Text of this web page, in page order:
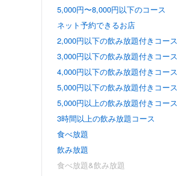
5,000円〜8,000円以下のコース
ネット予約できるお店
2,000円以下の飲み放題付きコース
3,000円以下の飲み放題付きコース
4,000円以下の飲み放題付きコース
5,000円以下の飲み放題付きコース
5,000円以上の飲み放題付きコース
3時間以上の飲み放題コース
食べ放題
飲み放題
食べ放題&飲み放題